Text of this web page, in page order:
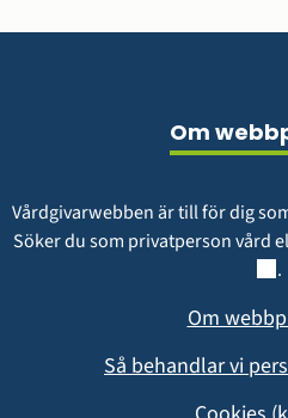
Om
Vårdgivarwebben är till för dig
Söker du som privatperson vård
.
Om
Så behandlar vi